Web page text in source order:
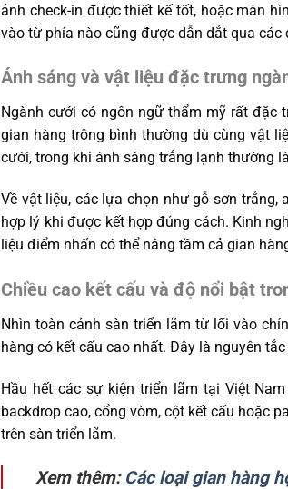
ảnh check-in được thiết kế tốt, hoặc màn
vào từ phía nào cũng được dẫn dắt qua
Ánh sáng và vật liệu đặc trưng
Ngành cưới có ngôn ngữ thẩm mỹ rất đặc
gian hàng trông bình thường dù cùng vật
cưới, trong khi ánh sáng trắng lạnh thường
Về vật liệu, các lựa chọn như gỗ sơn
hợp lý khi được kết hợp đúng cách. Kinh
liệu điểm nhấn có thể nâng tầm cả gian
Chiều cao kết cấu và độ nổi bật
Nhìn toàn cảnh sàn triển lãm từ lối vào
hàng có kết cấu cao nhất. Đây là nguyên
Hầu hết các sự kiện triển lãm tại Việt
backdrop cao, cổng vòm, cột kết cấu hoặc
trên sàn triển lãm.
Xem thêm: Các loại gian hàng